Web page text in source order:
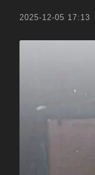
2025-12-05 17:13